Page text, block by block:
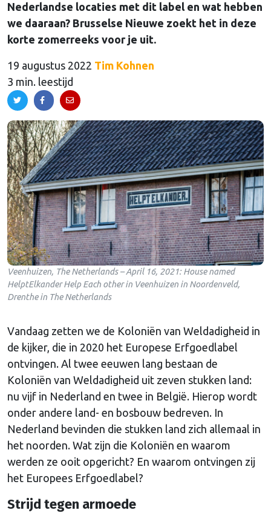
Nederlandse locaties met dit label en wat hebben
we daaraan? Brusselse Nieuwe zoekt het in deze
korte zomerreeks voor je uit.
19 augustus 2022 Tim Kohnen
3 min. leestijd
Veenhuizen, The Netherlands – April 16, 2021: House named
HelptElkander Help Each other in Veenhuizen in Noordenveld,
Drenthe in The Netherlands
Vandaag zetten we de Koloniën van Weldadigheid in
de kijker, die in 2020 het Europese Erfgoedlabel
ontvingen. Al twee eeuwen lang bestaan de
Koloniën van Weldadigheid uit zeven stukken land:
nu vijf in Nederland en twee in België. Hierop wordt
onder andere land- en bosbouw bedreven. In
Nederland bevinden die stukken land zich allemaal in
het noorden. Wat zijn die Koloniën en waarom
werden ze ooit opgericht? En waarom ontvingen zij
het Europees Erfgoedlabel?
Strijd tegen armoede